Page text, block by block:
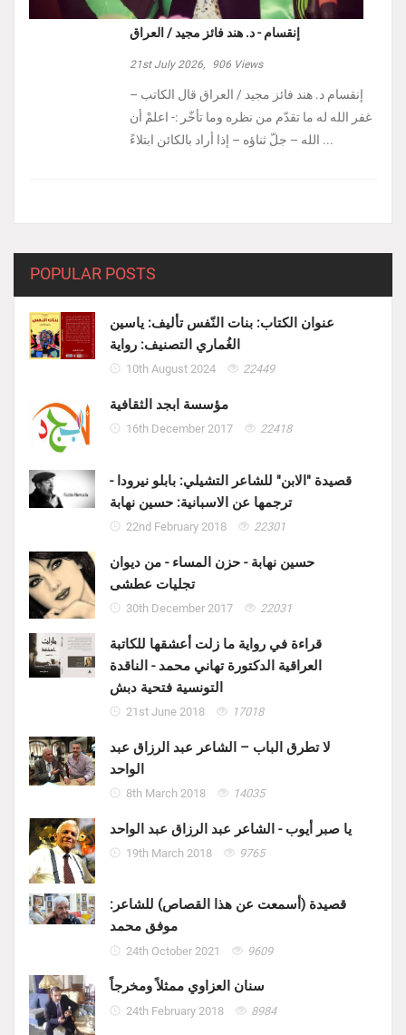
إنقسام - د. هند فائز مجيد / العراق
21st July 2026, 906 Views
إنقسام د. هند فائز مجيد / العراق ‏قال الكاتب –
غفر الله له ما تقدّم من نظره وما تأخّر :- ‏اعلمْ أن
الله – جلّ ثناؤه – إذا أراد بالكائن ابتلاءً ...
POPULAR POSTS
عنوان الكتاب: بنات النّفس تأليف: ياسين
الغُماري التصنيف: رواية
10th August 2024 22449
مؤسسة ابجد الثقافية
16th December 2017 22418
قصيدة "الابن" للشاعر التشيلي: بابلو نيرودا -
ترجمها عن الاسبانية: حسين نهابة
22nd February 2018 22301
حسين نهابة - حزن المساء - من ديوان
تجليات عطشى
30th December 2017 22031
قراءة في رواية ما زلت أعشقها للكاتبة
العراقية الدكتورة تهاني محمد - الناقدة
التونسية فتحية دبش
21st June 2018 17018
لا تطرق الباب – الشاعر عبد الرزاق عبد
الواحد
8th March 2018 14035
يا صبر أيوب - الشاعر عبد الرزاق عبد الواحد
19th March 2018 9765
قصيدة (أسمعت عن هذا القصاص) للشاعر:
موفق محمد
24th October 2021 9609
سنان العزاوي ممثلاً ومخرجاً
24th February 2018 8984